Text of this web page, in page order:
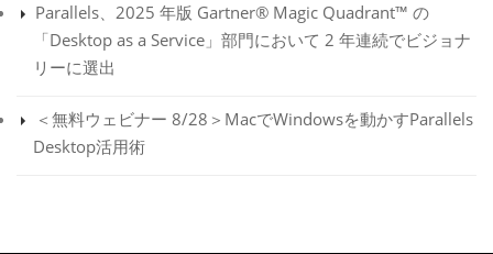
Parallels、2025 年版 Gartner® Magic Quadrant™ の
「Desktop as a Service」部門において 2 年連続でビジョナ
リーに選出
＜無料ウェビナー 8/28＞MacでWindowsを動かすParallels
Desktop活用術